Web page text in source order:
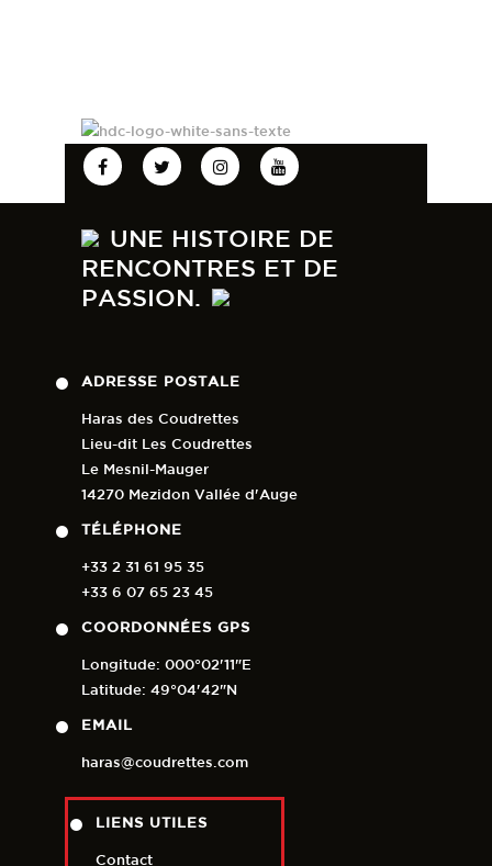
UNE HISTOIRE DE
RENCONTRES ET DE
PASSION.
ADRESSE POSTALE
Haras des Coudrettes
Lieu-dit Les Coudrettes
Le Mesnil-Mauger
14270 Mezidon Vallée d'Auge
TÉLÉPHONE
+33 2 31 61 95 35
+33 6 07 65 23 45
COORDONNÉES GPS
Longitude: 000°02'11"E
Latitude: 49°04'42"N
EMAIL
haras@coudrettes.com
LIENS UTILES
Contact